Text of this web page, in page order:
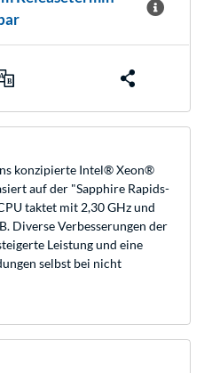
konzipierte Intel® Xeon®
auf der "Sapphire Rapids-
taktet mit 2,30 GHz und
Diverse Verbesserungen der
Leistung und eine
selbst bei nicht